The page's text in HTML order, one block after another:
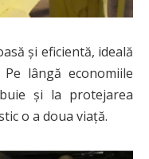
și eficientă, ideală
lângă economiile
și la protejarea
o a doua viață.